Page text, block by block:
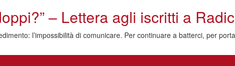
– Lettera agli iscritti a
l’impossibilità di comunicare. Per continuare a batterci, per